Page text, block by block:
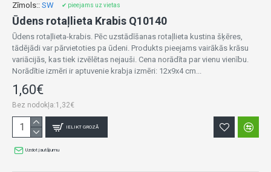
Zīmols:: SW ✔ pieejams uz vietas
Ūdens rotaļlieta Krabis Q10140
Ūdens rotaļlieta-krabis. Pēc uzstādīšanas rotaļlieta kustina šķēres,
tādējādi var pārvietoties pa ūdeni. Produkts pieejams vairākās krāsu
variācijās, kas tiek izvēlētas nejauši. Cena norādīta par vienu vienību.
Norādītie izmēri ir aptuvenie krabja izmēri: 12x9x4 cm...
1,60€
Bez nodokļa:1,32€
IELIKT GROZĀ
Uzdot jautājumu